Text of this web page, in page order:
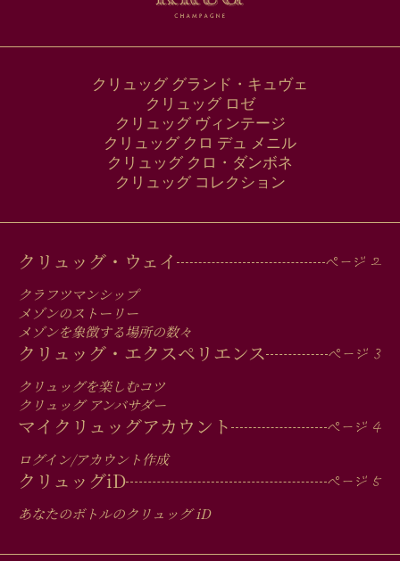
クリュッグ グランド・キュヴェ
クリュッグ ロゼ
クリュッグ ヴィンテージ
クリュッグ クロ デュ メニル
クリュッグ クロ・ダンボネ
クリュッグ コレクション
MAIN
MEN
IN
FOOTER
クリュッグ・ウェイ
クラフツマンシップ
メゾンのストーリー
メゾンを象徴する場所の数々
クリュッグ・エクスペリエンス
クリュッグを楽しむコツ
クリュッグ アンバサダー
マイクリュッグアカウント
ログイン/アカウント作成
クリュッグiD
あなたのボトルのクリュッグiD